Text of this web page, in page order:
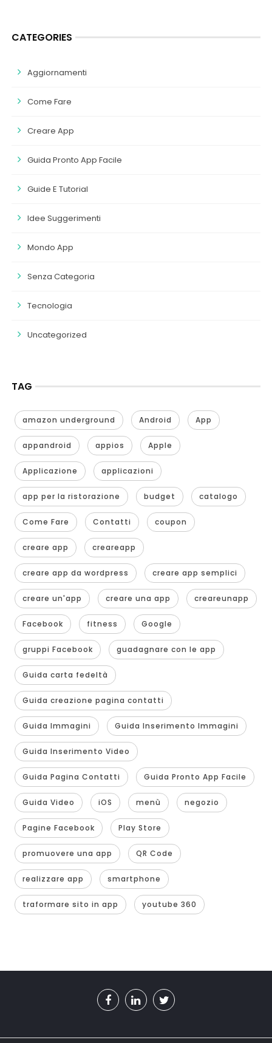
CATEGORIES
Aggiornamenti
Come Fare
Creare App
Guida Pronto App Facile
Guide E Tutorial
Idee Suggerimenti
Mondo App
Senza Categoria
Tecnologia
Uncategorized
TAG
amazon underground Android App
appandroid appios Apple
Applicazione applicazioni
app per la ristorazione budget catalogo
Come Fare Contatti coupon
creare app creareapp
creare app da wordpress creare app semplici
creare un'app creare una app creareunapp
Facebook fitness Google
gruppi Facebook guadagnare con le app
Guida carta fedeltà
Guida creazione pagina contatti
Guida Immagini Guida Inserimento Immagini
Guida Inserimento Video
Guida Pagina Contatti Guida Pronto App Facile
Guida Video iOS menù negozio
Pagine Facebook Play Store
promuovere una app QR Code
realizzare app smartphone
traformare sito in app youtube 360